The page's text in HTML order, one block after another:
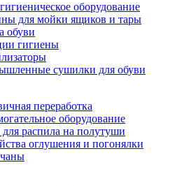
оборудование
для мойки ящиков и тары
обуви
гигиены
сушилки для обуви
переработка
оборудование
распила на полутуши
оглушения и погонялки